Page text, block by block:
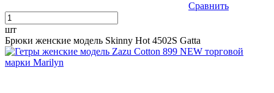
Сравнить
шт
Брюки женские модель Skinny Hot 4502S Gatta